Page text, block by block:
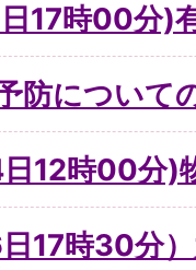
17時00分)
防について
12時00分)
日17時30分